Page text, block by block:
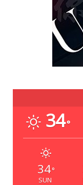
34°
34°
SUN